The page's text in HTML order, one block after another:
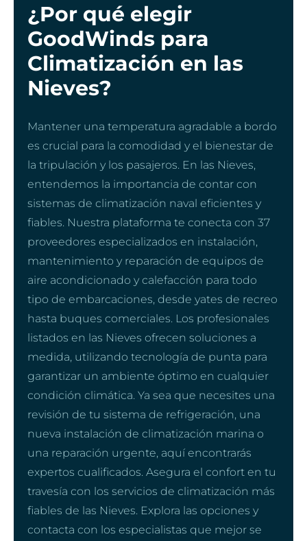
¿Por qué elegir
GoodWinds para
Climatización en las
Nieves?
Mantener una temperatura agradable a bordo
es crucial para la comodidad y el bienestar de
la tripulación y los pasajeros. En las Nieves,
entendemos la importancia de contar con
sistemas de climatización naval eficientes y
fiables. Nuestra plataforma te conecta con 37
proveedores especializados en instalación,
mantenimiento y reparación de equipos de
aire acondicionado y calefacción para todo
tipo de embarcaciones, desde yates de recreo
hasta buques comerciales. Los profesionales
listados en las Nieves ofrecen soluciones a
medida, utilizando tecnología de punta para
garantizar un ambiente óptimo en cualquier
condición climática. Ya sea que necesites una
revisión de tu sistema de refrigeración, una
nueva instalación de climatización marina o
una reparación urgente, aquí encontrarás
expertos cualificados. Asegura el confort en tu
travesía con los servicios de climatización más
fiables de las Nieves. Explora las opciones y
contacta con los especialistas que mejor se